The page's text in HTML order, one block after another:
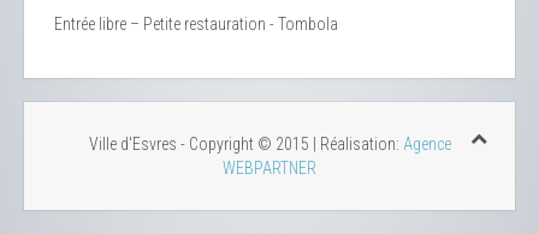
Entrée libre – Petite restauration - Tombola
Ville d'Esvres - Copyright © 2015 | Réalisation: Agence
WEBPARTNER